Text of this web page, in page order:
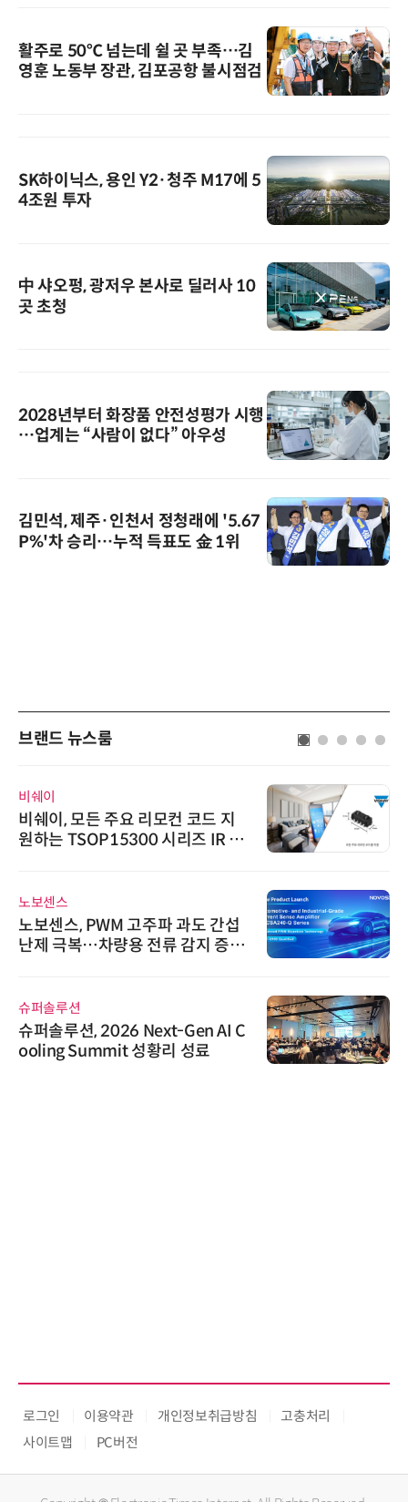
활주로 50℃ 넘는데 쉴 곳 부족…김
영훈 노동부 장관, 김포공항 불시점검
SK하이닉스, 용인 Y2·청주 M17에 5
4조원 투자
中 샤오펑, 광저우 본사로 딜러사 10
곳 초청
2028년부터 화장품 안전성평가 시행
…업계는 “사람이 없다” 아우성
김민석, 제주·인천서 정청래에 '5.67
P%'차 승리…누적 득표도 金 1위
브랜드 뉴스룸
비쉐이
비쉐이, 모든 주요 리모컨 코드 지
원하는 TSOP15300 시리즈 IR 수
노보센스
노보센스, PWM 고주파 과도 간섭
난제 극복…차량용 전류 감지 증폭
슈퍼솔루션
슈퍼솔루션, 2026 Next-Gen AI C
ooling Summit 성황리 성료
로그인 이용약관 개인정보취급방침
고충처리
사이트맵
PC버전